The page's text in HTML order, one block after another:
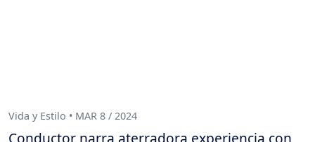
Vida y Estilo • MAR 8 / 2024
Conductor narra aterradora experiencia con